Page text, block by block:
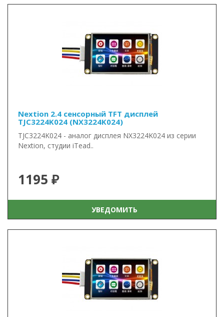
Nextion 2.4 сенсорный TFT дисплей
TJC3224K024 (NX3224K024)
TJC3224K024 - аналог дисплея NX3224K024 из серии
Nextion, студии iTead..
1195 ₽
УВЕДОМИТЬ